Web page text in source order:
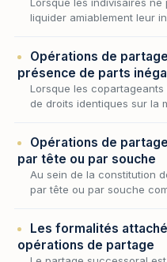
liquider amiablement leur
Opérations de
présence de parts
Lorsque les
de droits identiques sur la
Opérations de
par tête ou par souche
Au sein de la constitution
par tête ou par souche
re…
Les formalités
opérations de partage